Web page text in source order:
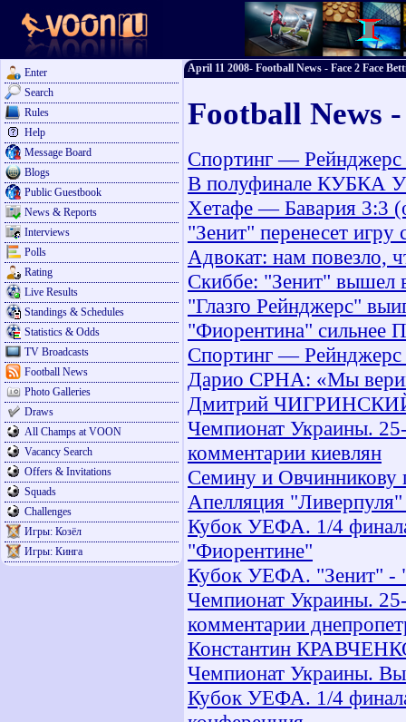
Enter
Search
Rules
Help
Message Board
Blogs
Public Guestbook
News & Reports
Interviews
Polls
Rating
Live Results
Standings & Schedules
Statistics & Odds
TV Broadcasts
Football News
Photo Galleries
Draws
All Champs at VOON
Vacancy Search
Offers & Invitations
Squads
Challenges
Игры: Козёл
Игры: Кинга
April 11 2008- Football News - Face 2 Face
Football News
Спортинг —
В полуфинале КУБКА
Хетафе — Бавария 3:3
"Зенит" перенесет игру
Адвокат: нам повезло,
Скиббе: "Зенит" вышел
"Глазго Рейнджерс"
"Фиорентина" сильнее
Спортинг — Рейнджерс
Дарио СРНА: «Мы
Дмитрий
Чемпионат Украины.
комментарии киевлян
Семину и Овчинникову
Апелляция
Кубок УЕФА. 1/4
"Фиорентине"
Кубок УЕФА. "Зенит" -
Чемпионат Украины.
комментарии
Константин
Чемпионат Украины.
Кубок УЕФА. 1/4